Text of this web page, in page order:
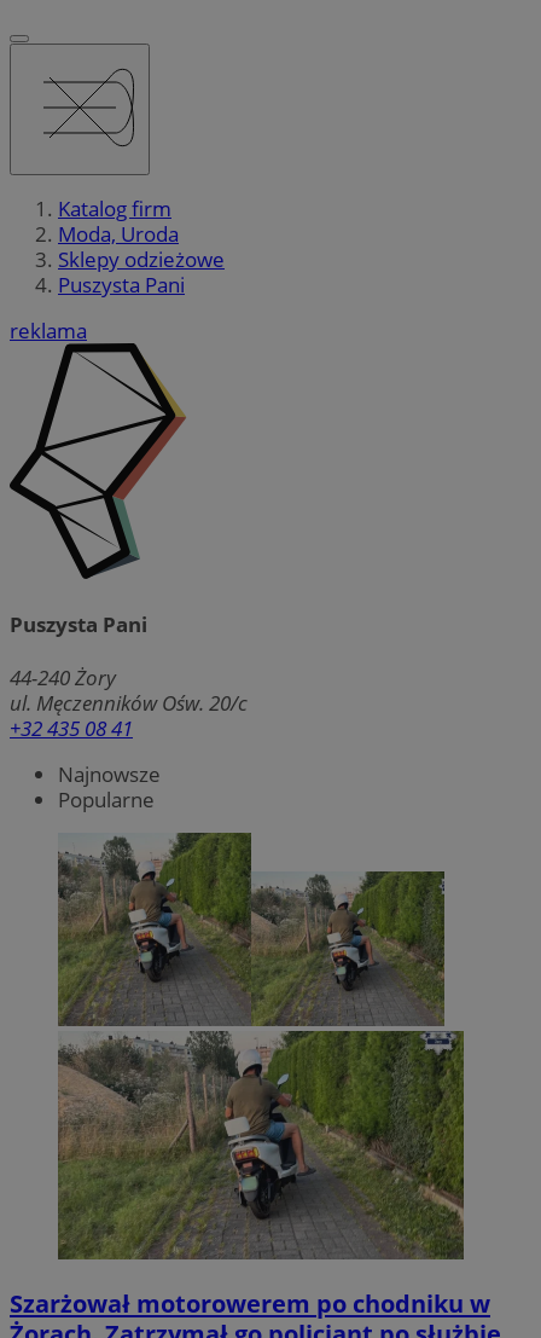
Katalog firm
Moda, Uroda
Sklepy odzieżowe
Puszysta Pani
reklama
Puszysta Pani
44-240Żory
ul. Męczenników Ośw. 20/c
+32 435 08 41
Najnowsze
Popularne
Szarżował motorowerem po chodniku w